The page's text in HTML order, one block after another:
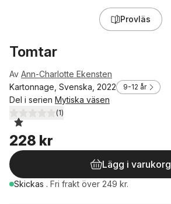
Provläs
Tomtar
Av Ann-Charlotte Ekensten
Kartonnage, Svenska, 2022
9-12 år
Del i serien Mytiska väsen
1,0utav 5 stjärnor. Totalt antal röster:
(1)
228 kr
Lägg i varukorg
Skickas . Fri frakt över 249 kr.